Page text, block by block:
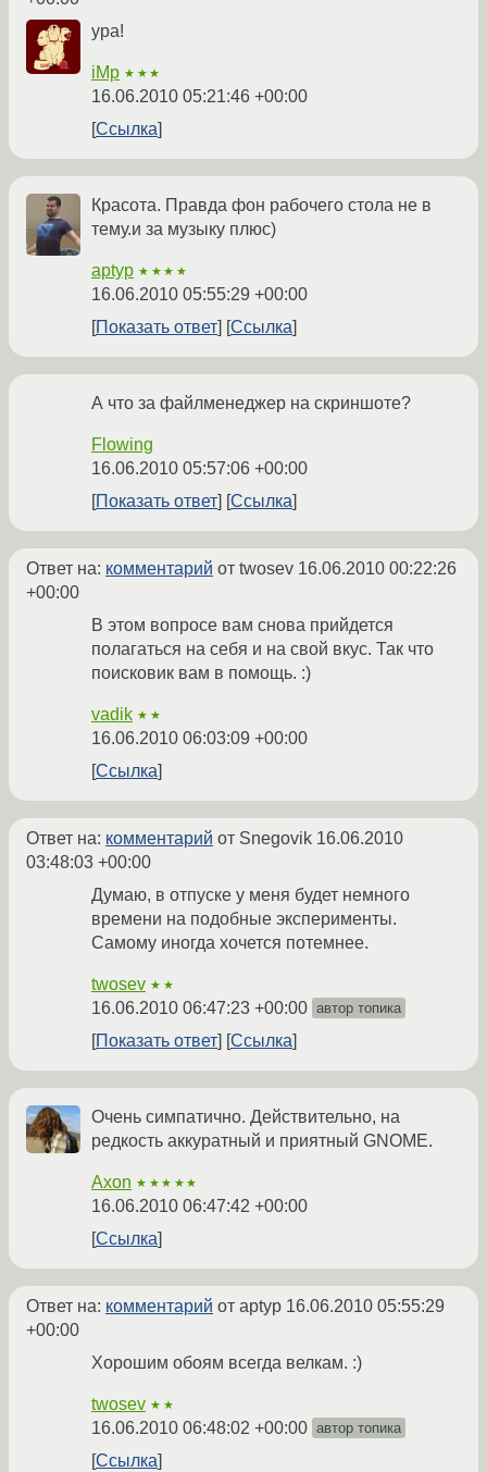
ура!
iMp ★★★
16.06.2010 05:21:46 +00:00
Ссылка
Красота. Правда фон рабочего стола не в
тему.и за музыку плюс)
aptyp ★★★★
16.06.2010 05:55:29 +00:00
Показать ответ
Ссылка
А что за файлменеджер на скриншоте?
Flowing
16.06.2010 05:57:06 +00:00
Показать ответ
Ссылка
Ответ на: комментарий от twosev 16.06.2010 00:22:26
+00:00
В этом вопросе вам снова прийдется
полагаться на себя и на свой вкус. Так что
поисковик вам в помощь. :)
vadik ★★
16.06.2010 06:03:09 +00:00
Ссылка
Ответ на: комментарий от Snegovik 16.06.2010
03:48:03 +00:00
Думаю, в отпуске у меня будет немного
времени на подобные эксперименты.
Самому иногда хочется потемнее.
twosev ★★
16.06.2010 06:47:23 +00:00 автор топика
Показать ответ Ссылка
Очень симпатично. Действительно, на
редкость аккуратный и приятный GNOME.
Axon ★★★★★
16.06.2010 06:47:42 +00:00
Ссылка
Ответ на: комментарий от aptyp 16.06.2010 05:55:29
+00:00
Хорошим обоям всегда велкам. :)
twosev ★★
16.06.2010 06:48:02 +00:00 автор топика
Ссылка